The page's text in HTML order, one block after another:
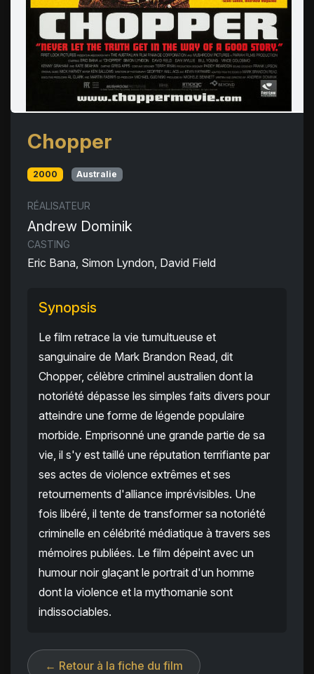
Chopper
2000 Australie
RÉALISATEUR
Andrew Dominik
CASTING
Eric Bana, Simon Lyndon, David Field
Synopsis
Le film retrace la vie tumultueuse et
sanguinaire de Mark Brandon Read, dit
Chopper, célèbre criminel australien dont la
notoriété dépasse les simples faits divers pour
atteindre une forme de légende populaire
morbide. Emprisonné une grande partie de sa
vie, il s'y est taillé une réputation terrifiante par
ses actes de violence extrêmes et ses
retournements d'alliance imprévisibles. Une
fois libéré, il tente de transformer sa notoriété
criminelle en célébrité médiatique à travers ses
mémoires publiées. Le film dépeint avec un
humour noir glaçant le portrait d'un homme
dont la violence et la mythomanie sont
indissociables.
← Retour à la fiche du film